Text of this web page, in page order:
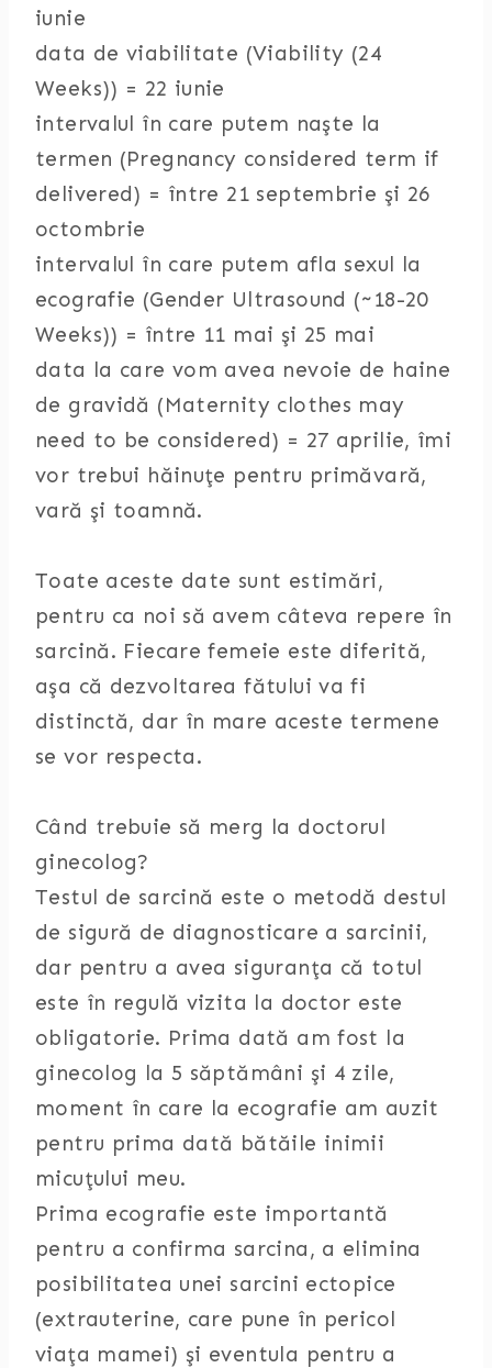
iunie
data de viabilitate (Viability (24
Weeks)) = 22 iunie
intervalul în care putem naşte la
termen (Pregnancy considered term if
delivered) = între 21 septembrie şi 26
octombrie
intervalul în care putem afla sexul la
ecografie (Gender Ultrasound (~18-20
Weeks)) = între 11 mai şi 25 mai
data la care vom avea nevoie de haine
de gravidă (Maternity clothes may
need to be considered) = 27 aprilie, îmi
vor trebui hăinuţe pentru primăvară,
vară şi toamnă.
Toate aceste date sunt estimări,
pentru ca noi să avem câteva repere în
sarcină. Fiecare femeie este diferită,
aşa că dezvoltarea fătului va fi
distinctă, dar în mare aceste termene
se vor respecta.
Când trebuie să merg la doctorul
ginecolog?
Testul de sarcină este o metodă destul
de sigură de diagnosticare a sarcinii,
dar pentru a avea siguranţa că totul
este în regulă vizita la doctor este
obligatorie. Prima dată am fost la
ginecolog la 5 săptămâni şi 4 zile,
moment în care la ecografie am auzit
pentru prima dată bătăile inimii
micuţului meu.
Prima ecografie este importantă
pentru a confirma sarcina, a elimina
posibilitatea unei sarcini ectopice
(extrauterine, care pune în pericol
viaţa mamei) şi eventula pentru a